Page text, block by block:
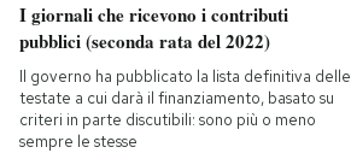
I giornali che ricevono i contributi
pubblici (seconda rata del 2022)
Il governo ha pubblicato la lista definitiva delle
testate a cui darà il finanziamento, basato su
criteri in parte discutibili: sono più o meno
sempre le stesse